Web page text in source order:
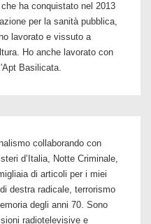
ha conquistato nel 2013
per la sanità pubblica,
lavorato e vissuto a
Ho anche lavorato con
Basilicata.
collaborando con
d’Italia, Notte Criminale,
di articoli per i miei
destra radicale, terrorismo
degli anni 70. Sono
radiotelevisive e